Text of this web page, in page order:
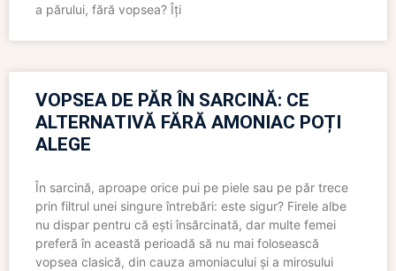
a părului, fără vopsea? Îți
VOPSEA DE PĂR ÎN SARCINĂ: CE
ALTERNATIVĂ FĂRĂ AMONIAC POȚI
ALEGE
În sarcină, aproape orice pui pe piele sau pe păr trece
prin filtrul unei singure întrebări: este sigur? Firele albe
nu dispar pentru că ești însărcinată, dar multe femei
preferă în această perioadă să nu mai folosească
vopsea clasică, din cauza amoniacului și a mirosului